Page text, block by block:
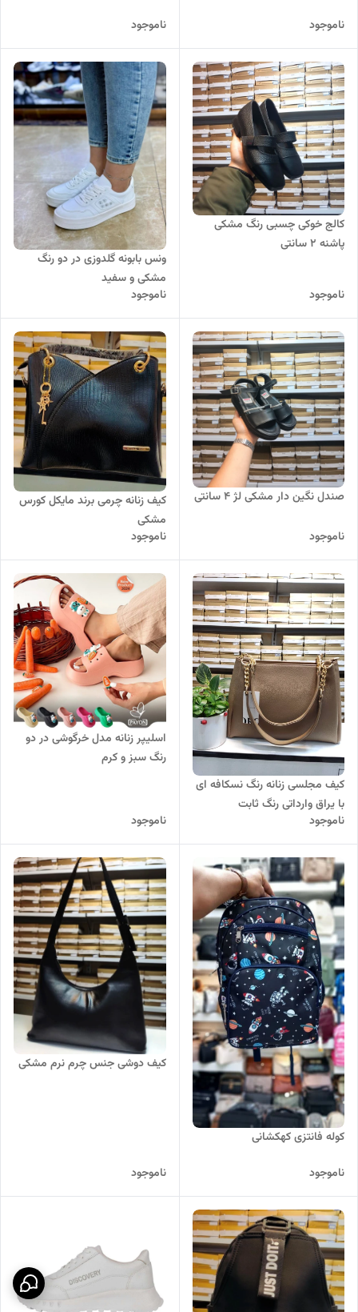
ناموجود ناموجود
کالج خوکی چسبی رنگ مشکی
پاشنه 2 سانتی
ناموجود
ونس بابونه گلدوزی در دو رنگ
مشکی و سفید
ناموجود
صندل نگین دار مشکی لژ 4 سانتی
ناموجود
کیف زنانه چرمی برند مایکل کورس
مشکی
ناموجود
کیف مجلسی زنانه رنگ نسکافه ای
با یراق وارداتی رنگ ثابت
ناموجود
اسلیپر زنانه مدل خرگوشی در دو
رنگ سبز و کرم
ناموجود
کوله فانتزی کهکشانی
ناموجود
کیف دوشی جنس چرم نرم مشکی
ناموجود